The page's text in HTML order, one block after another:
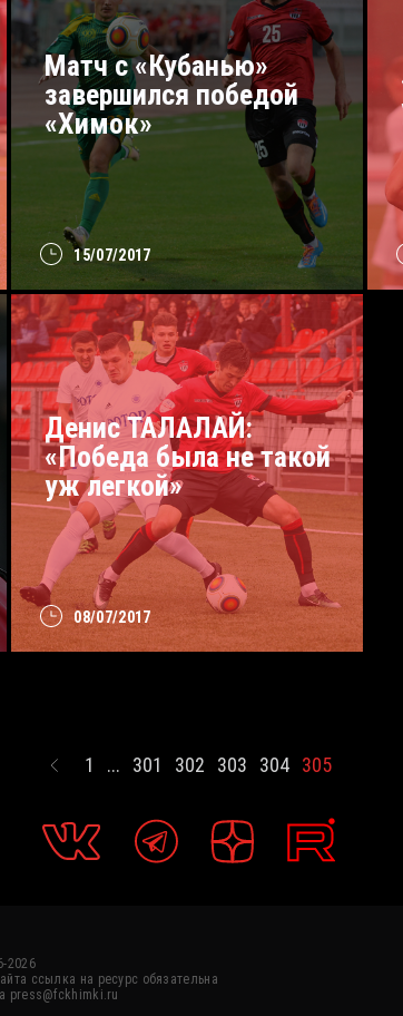
15/07/2017
Матч с «Кубанью»
завершился победой
«Химок»
08/07/2017
Денис ТАЛАЛАЙ:
«Победа была не такой
уж легкой»
1 ... 301 302 303 304 305
2026
ссылка на ресурс обязательна
press@fckhimki.ru